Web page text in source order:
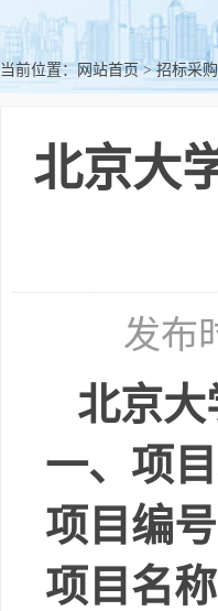
当前位置：网站首页>招标采购
北京大
发布
北京大
一、项
项目编号
项目名称